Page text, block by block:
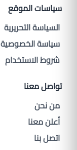
سياسات الموقع
السياسة التحريرية
سياسة الخصوصية
شروط الاستخدام
تواصل معنا
من نحن
أعلن معنا
اتصل بنا